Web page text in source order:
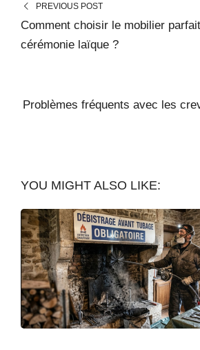
PREVIOUS POST
Comment choisir le mobilier
cérémonie laïque ?
Problèmes fréquents avec les
YOU MIGHT ALSO LIKE: